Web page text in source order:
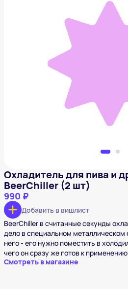
Охладитель для пива и
Охладитель для пива и
BeerChiller (2 шт)
990 ₽
Добавить в вишлист
BeerChiller в считанные секунды
дело в специальном металлическом
него - его нужно поместить в
чего он сразу же готов к
Смотреть в магазине